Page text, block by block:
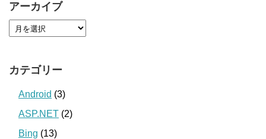
アーカイブ
カテゴリー
Android (3)
ASP.NET (2)
Bing (13)